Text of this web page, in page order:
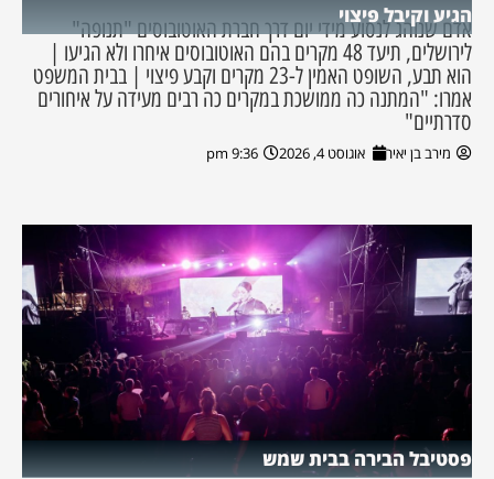
הגיע וקיבל פיצוי
אדם שנוהג לנסוע מידי יום דרך חברת האוטובוסים "תנופה"
לירושלים, תיעד 48 מקרים בהם האוטובוסים איחרו ולא הגיעו |
הוא תבע, השופט האמין ל-23 מקרים וקבע פיצוי | בבית המשפט
אמרו: "המתנה כה ממושכת במקרים כה רבים מעידה על איחורים
סדרתיים"
מירב בן יאיר אוגוסט 4, 2026 9:36 pm
פסטיבל הבירה בבית שמש